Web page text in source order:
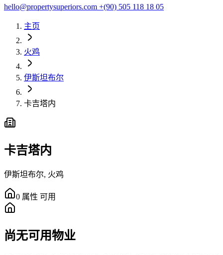
hello@propertysuperiors.com +(90) 505 118 18 05
主页
火鸡
伊斯坦布尔
卡吉塔内
卡吉塔内
伊斯坦布尔, 火鸡
0 属性 可用
尚无可用物业